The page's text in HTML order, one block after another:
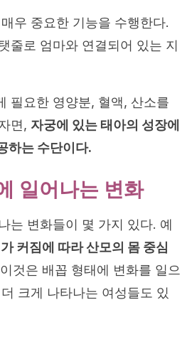
우 중요한 기능을 수행한다.
줄로 엄마와 연결되어 있는 지
필요한 영양분, 혈액, 산소를
면, 자궁에 있는 태아의 성장에
하는 수단이다.
일어나는 변화
는 변화들이 몇 가지 있다. 예
커짐에 따라 산모의 몸 중심
이것은 배꼽 형태에 변화를 일으
크게 나타나는 여성들도 있